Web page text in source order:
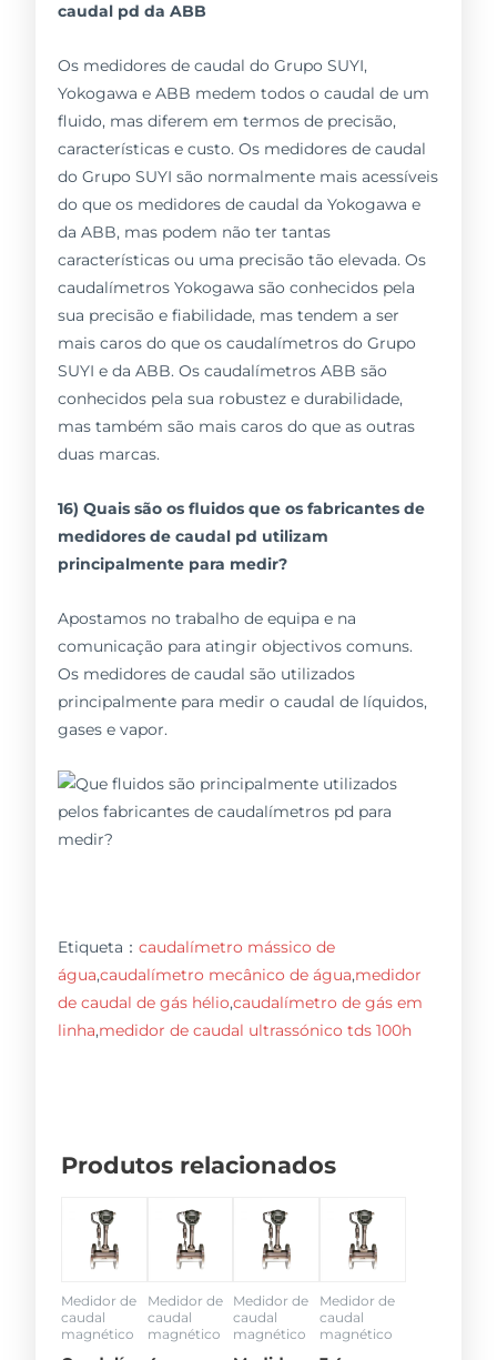
caudal pd da ABB
Os medidores de caudal do Grupo SUYI,
Yokogawa e ABB medem todos o caudal de um
fluido, mas diferem em termos de precisão,
características e custo. Os medidores de caudal
do Grupo SUYI são normalmente mais acessíveis
do que os medidores de caudal da Yokogawa e
da ABB, mas podem não ter tantas
características ou uma precisão tão elevada. Os
caudalímetros Yokogawa são conhecidos pela
sua precisão e fiabilidade, mas tendem a ser
mais caros do que os caudalímetros do Grupo
SUYI e da ABB. Os caudalímetros ABB são
conhecidos pela sua robustez e durabilidade,
mas também são mais caros do que as outras
duas marcas.
16) Quais são os fluidos que os fabricantes de
medidores de caudal pd utilizam
principalmente para medir?
Apostamos no trabalho de equipa e na
comunicação para atingir objectivos comuns.
Os medidores de caudal são utilizados
principalmente para medir o caudal de líquidos,
gases e vapor.
Etiqueta：caudalímetro mássico de
água,caudalímetro mecânico de água,medidor
de caudal de gás hélio,caudalímetro de gás em
linha,medidor de caudal ultrassónico tds 100h
Produtos relacionados
Medidor de
caudal
magnético
Medidor de
caudal
magnético
Medidor de
caudal
magnético
Medidor de
caudal
magnético